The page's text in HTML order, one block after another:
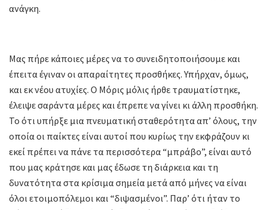
ανάγκη.
Μας πήρε κάποιες μέρες να το συνειδητοποιήσουμε και
έπειτα έγιναν οι απαραίτητες προσθήκες. Υπήρχαν, όμως,
και εκ νέου ατυχίες. Ο Μόρις μόλις ήρθε τραυματίστηκε,
έλειψε σαράντα μέρες και έπρεπε να γίνει κι άλλη προσθήκη.
Το ότι υπήρξε μια πνευματική σταθερότητα απ’ όλους, την
οποία οι παίκτες είναι αυτοί που κυρίως την εκφράζουν κι
εκεί πρέπει να πάνε τα περισσότερα “μπράβο”, είναι αυτό
που μας κράτησε και μας έδωσε τη διάρκεια και τη
δυνατότητα στα κρίσιμα σημεία μετά από μήνες να είναι
όλοι ετοιμοπόλεμοι και “διψασμένοι”. Παρ’ ότι ήταν το